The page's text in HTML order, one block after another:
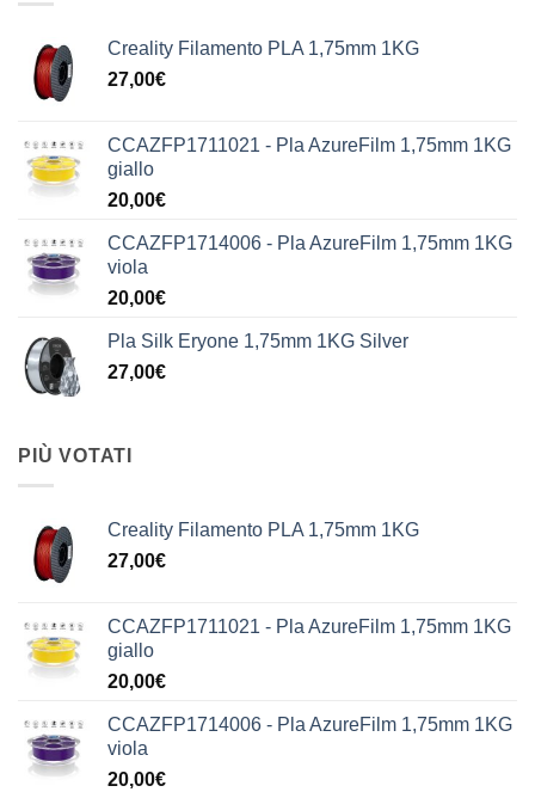
Creality Filamento PLA 1,75mm 1KG
27,00€
CCAZFP1711021 - Pla AzureFilm 1,75mm 1KG
giallo
20,00€
CCAZFP1714006 - Pla AzureFilm 1,75mm 1KG
viola
20,00€
Pla Silk Eryone 1,75mm 1KG Silver
27,00€
PIÙ VOTATI
Creality Filamento PLA 1,75mm 1KG
27,00€
CCAZFP1711021 - Pla AzureFilm 1,75mm 1KG
giallo
20,00€
CCAZFP1714006 - Pla AzureFilm 1,75mm 1KG
viola
20,00€